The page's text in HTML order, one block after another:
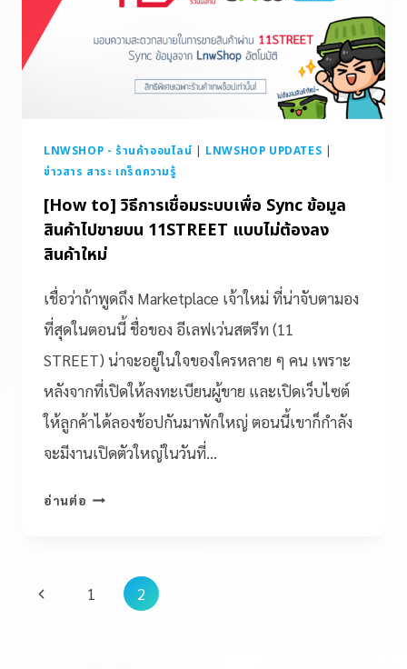
LNWSHOP - ร้านค้าออนไลน์ | LNWSHOP UPDATES |
ข่าวสาร สาระ เกร็ดความรู้
[How to] วิธีการเชื่อมระบบเพื่อ Sync ข้อมูล
สินค้าไปขายบน 11STREET แบบไม่ต้องลง
สินค้าใหม่
เชื่อว่าถ้าพูดถึง Marketplace เจ้าใหม่ ที่น่าจับตามอง
ที่สุดในตอนนี้ ชื่อของ อีเลฟเว่นสตรีท (11
STREET) น่าจะอยู่ในใจของใครหลาย ๆ คน เพราะ
หลังจากที่เปิดให้ลงทะเบียนผู้ขาย และเปิดเว็บไซต์
ให้ลูกค้าได้ลองช้อปกันมาพักใหญ่ ตอนนี้เขาก็กำลัง
จะมีงานเปิดตัวใหญ่ในวันที่…
อ่านต่อ
1 2